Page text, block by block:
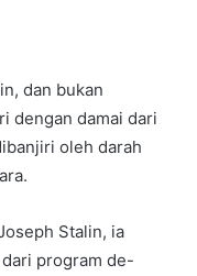
dan bukan
dengan damai dari
oleh darah
Stalin, ia
program de-